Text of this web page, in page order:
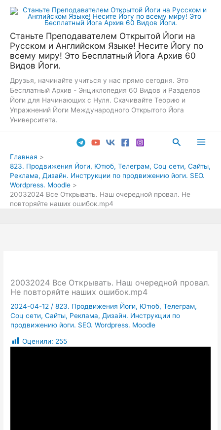
Перейти
Станьте Преподавателем Открытой Йоги на
Русском и Английском Языке! Несите Йогу по
всему миру! Это Бесплатный Йога Архив 60
Видов Йоги.
Друзья, начинайте учиться у нас прямо сегодня. Это
Бесплатный Архив - Энциклопедия 60 Видов и Разделов
Йоги для Начинающих с Нуля. Скачивайте Теорию и
Упражнений Йоги Международного Открытого Йога
Университета.
Поиск
Главная
823. Продвижения Йоги, Ютюб, Телеграм, Соц сети, Сайты,
Реклама, Дизайн. Инструкции по продвижению йоги. SEO.
Wordpress. Moodle
20032024 Все Открывать. Наш очередной провал. Не
повторяйте наших ошибок.mp4
20032024 Все Открывать. Наш очередной провал.
Не повторяйте наших ошибок.mp4
2024-04-12 /823. Продвижения Йоги, Ютюб, Телеграм,
Соц сети, Сайты, Реклама, Дизайн. Инструкции по
продвижению йоги. SEO. Wordpress. Moodle
Оценили: 255